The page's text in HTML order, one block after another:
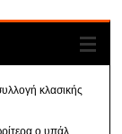
κλασικής
ο υπάλ